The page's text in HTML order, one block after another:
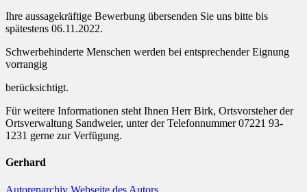
Ihre aussagekräftige Bewerbung übersenden Sie uns bitte bis
spätestens 06.11.2022.
Schwerbehinderte Menschen werden bei entsprechender Eignung
vorrangig
berücksichtigt.
Für weitere Informationen steht Ihnen Herr Birk, Ortsvorsteher der
Ortsverwaltung Sandweier, unter der Telefonnummer 07221 93-
1231 gerne zur Verfügung.
Gerhard
Autorenarchiv Webseite des Autors